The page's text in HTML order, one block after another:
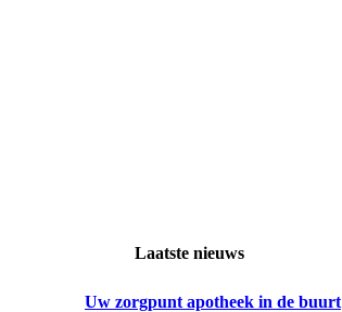
Laatste nieuws
Uw zorgpunt apotheek in de buurt